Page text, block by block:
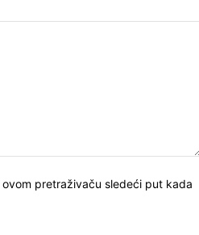
pretraživaču sledeći put kada